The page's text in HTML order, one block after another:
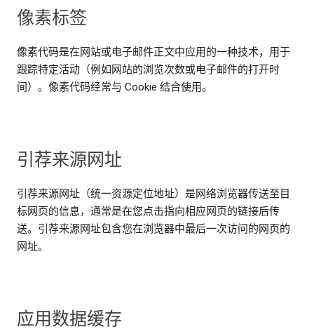
像素标签
像素代码是在网站或电子邮件正文中应用的一种技术，用于
跟踪特定活动（例如网站的浏览次数或电子邮件的打开时
间）。像素代码经常与 Cookie 结合使用。
引荐来源网址
引荐来源网址（统一资源定位地址）是网络浏览器传送至目
标网页的信息，通常是在您点击指向相应网页的链接后传
送。引荐来源网址包含您在浏览器中最后一次访问的网页的
网址。
应用数据缓存